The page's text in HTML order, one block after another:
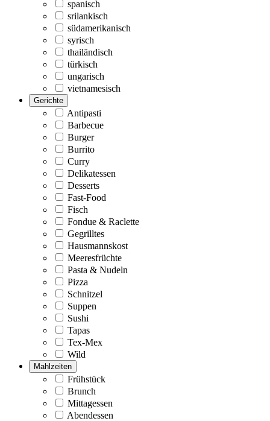
spanisch
srilankisch
südamerikanisch
syrisch
thailändisch
türkisch
ungarisch
vietnamesisch
Gerichte
Antipasti
Barbecue
Burger
Burrito
Curry
Delikatessen
Desserts
Fast-Food
Fisch
Fondue & Raclette
Gegrilltes
Hausmannskost
Meeresfrüchte
Pasta & Nudeln
Pizza
Schnitzel
Suppen
Sushi
Tapas
Tex-Mex
Wild
Mahlzeiten
Frühstück
Brunch
Mittagessen
Abendessen